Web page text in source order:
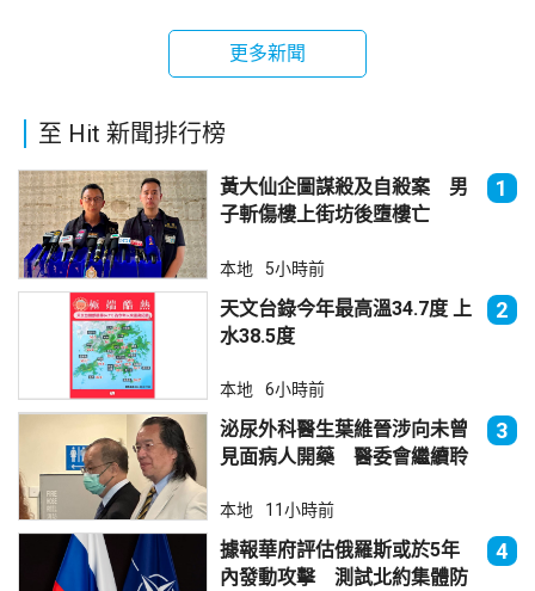
更多新聞
至 Hit 新聞排行榜
黃大仙企圖謀殺及自殺案 男
子斬傷樓上街坊後墮樓亡
1
本地 5小時前
天文台錄今年最高溫34.7度 上
水38.5度
2
本地 6小時前
泌尿外科醫生葉維晉涉向未曾
見面病人開藥 醫委會繼續聆
3
本地 11小時前
據報華府評估俄羅斯或於5年
內發動攻擊 測試北約集體防
4